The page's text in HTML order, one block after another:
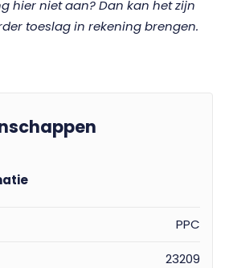
hier niet aan? Dan kan het zijn
toeslag in rekening brengen.
PPC
23209